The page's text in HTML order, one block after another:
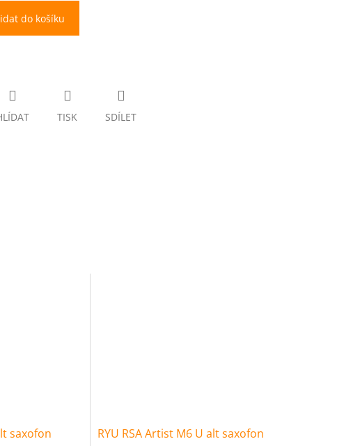
do košíku
TISK SDÍLET
saxofon RYU RSA Artist M6 U alt saxofon